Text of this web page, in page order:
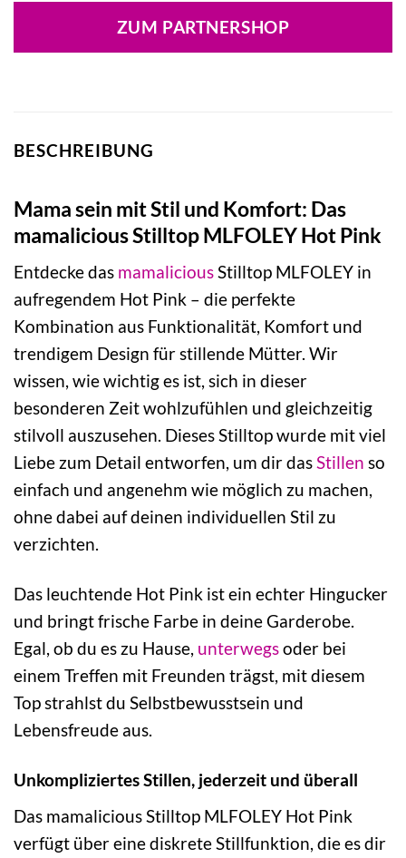
war:
24,99 €
ist:
14,99 €.
ZUM PARTNERSHOP
BESCHREIBUNG
Mama sein mit Stil und Komfort: Das
mamalicious Stilltop MLFOLEY Hot Pink
Entdecke das mamaliciousStilltop MLFOLEY in
aufregendem Hot Pink – die perfekte
Kombination aus Funktionalität, Komfort und
trendigem Design für stillende Mütter. Wir
wissen, wie wichtig es ist, sich in dieser
besonderen Zeit wohlzufühlen und gleichzeitig
stilvoll auszusehen. Dieses Stilltop wurde mit viel
Liebe zum Detail entworfen, um dir dasStillen so
einfach und angenehm wie möglich zu machen,
ohne dabei auf deinen individuellen Stil zu
verzichten.
Das leuchtende Hot Pink ist ein echter Hingucker
und bringt frische Farbe in deine Garderobe.
Egal, ob du es zu Hause, unterwegsoder bei
einem Treffen mit Freunden trägst, mit diesem
Top strahlst du Selbstbewusstsein und
Lebensfreude aus.
Unkompliziertes Stillen, jederzeit und überall
Das mamalicious Stilltop MLFOLEY Hot Pink
verfügt über eine diskrete Stillfunktion, die es dir